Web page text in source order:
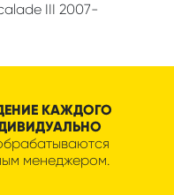
III 2007-
КАЖДОГО
менеджером.